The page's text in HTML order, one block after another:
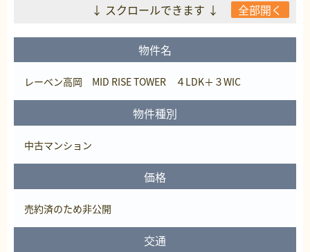
↓ スクロールできます ↓ 全部開く
物件名
レーベン高岡 MID RISE TOWER ４LDK＋３WIC
物件種別
中古マンション
価格
売約済のため非公開
交通